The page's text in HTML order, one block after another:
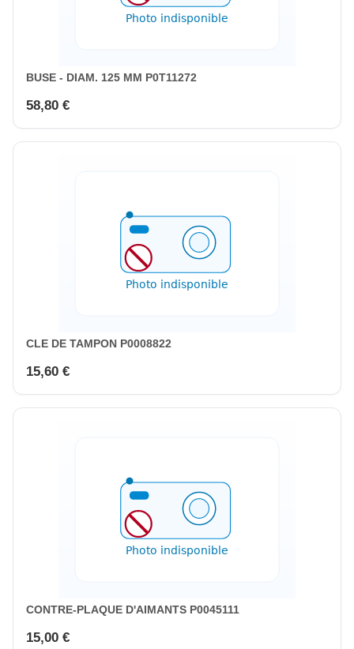
BUSE - DIAM. 125 MM P0T11272
58,80 €
CLE DE TAMPON P0008822
15,60 €
CONTRE-PLAQUE D'AIMANTS P0045111
15,00 €